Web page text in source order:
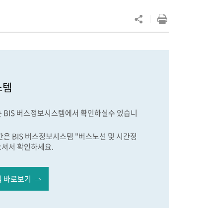
BIS 버스정보시스템에서 확인하실수 있습니
은 BIS 버스정보시스템 "버스노선 및 시간정
서 확인하세요.
바로보기